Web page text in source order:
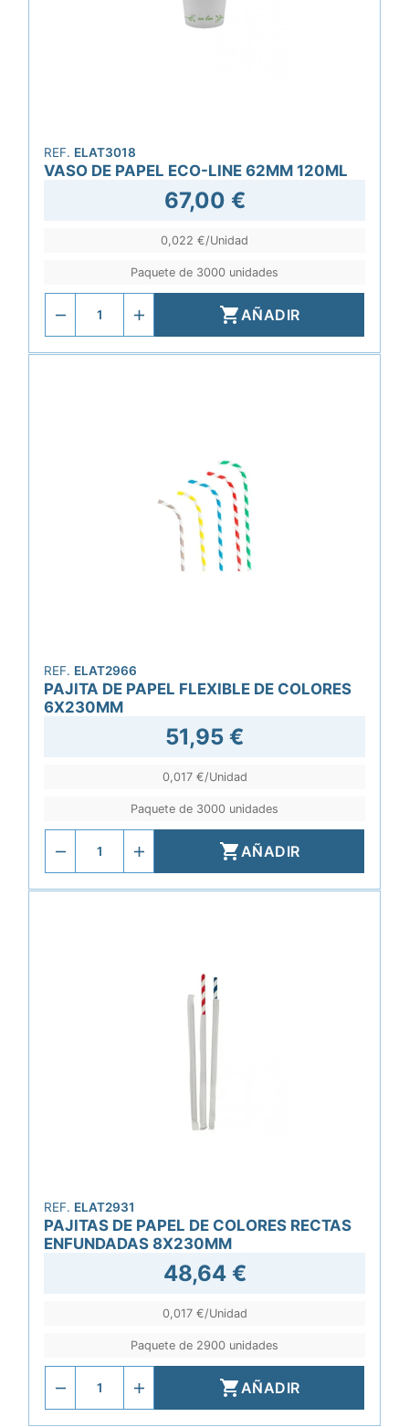
REF. ELAT3018
VASO DE PAPEL ECO-LINE 62MM 120ML
67,00 €
0,022 €/Unidad
Paquete de 3000 unidades
AÑADIR
REF. ELAT2966
PAJITA DE PAPEL FLEXIBLE DE COLORES
6X230MM
51,95 €
0,017 €/Unidad
Paquete de 3000 unidades
AÑADIR
REF. ELAT2931
PAJITAS DE PAPEL DE COLORES RECTAS
ENFUNDADAS 8X230MM
48,64 €
0,017 €/Unidad
Paquete de 2900 unidades
AÑADIR